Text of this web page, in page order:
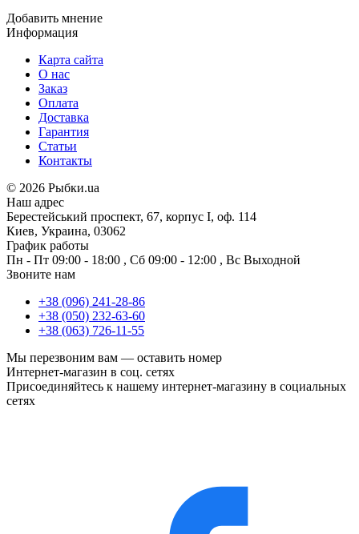
Добавить мнение
Информация
Карта сайта
О нас
Заказ
Оплата
Доставка
Гарантия
Статьи
Контакты
© 2026 Рыбки.ua
Наш адрес
Берестейський проспект, 67, корпус I, оф. 114
Киев, Украина, 03062
График работы
Пн - Пт 09:00 - 18:00 , Сб 09:00 - 12:00 , Вс Выходной
Звоните нам
+38 (096) 241-28-86
+38 (050) 232-63-60
+38 (063) 726-11-55
Мы перезвоним вам — оставить номер
Интернет-магазин в соц. сетях
Присоединяйтесь к нашему интернет-магазину в социальных
сетях